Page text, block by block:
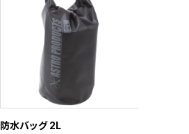
防水バッグ 2L